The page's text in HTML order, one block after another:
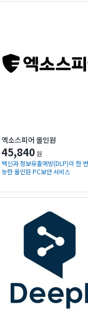
엑소스피어 올인원
45,840 원
백신과 정보유출예방(DLP)이 한
능한 올인원 PC보안 서비스